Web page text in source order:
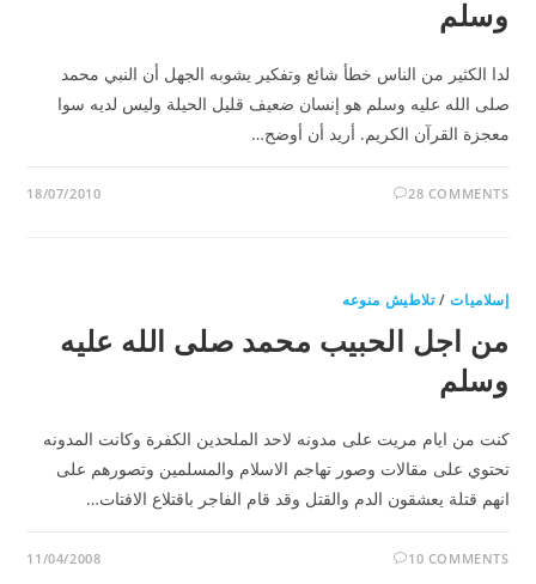
وسلم
لدا الكثير من الناس خطأ شائع وتفكير يشوبه الجهل أن النبي محمد
صلى الله عليه وسلم هو إنسان ضعيف قليل الحيلة وليس لديه سوا
معجزة القرآن الكريم. أريد أن أوضح…
28 COMMENTS
18/07/2010
إسلاميات/تلاطيش منوعه
من اجل الحبيب محمد صلى الله عليه
وسلم
كنت من ايام مريت على مدونه لاحد الملحدين الكفرة وكانت المدونه
تحتوي على مقالات وصور تهاجم الاسلام والمسلمين وتصورهم على
انهم قتلة يعشقون الدم والقتل وقد قام الفاجر باقتلاع الافتات…
10 COMMENTS
11/04/2008